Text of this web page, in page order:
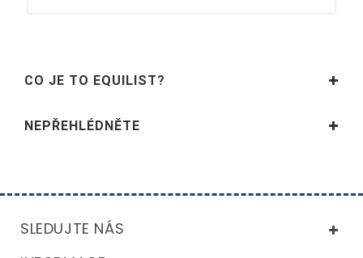
CO JE TO EQUILIST?
NEPŘEHLÉDNĚTE
SLEDUJTE NÁS